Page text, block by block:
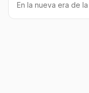
En la nueva era de